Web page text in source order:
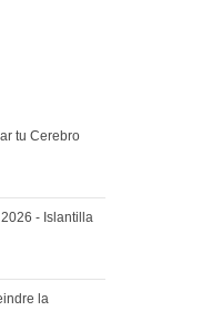
tu Cerebro
- Islantilla
la